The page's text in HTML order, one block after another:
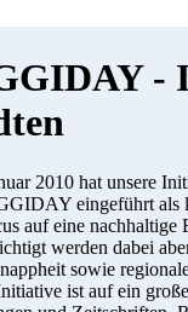
-
2010 hat unsere
eingeführt als
auf eine nachhaltige
werden dabei
sowie
ist auf ein